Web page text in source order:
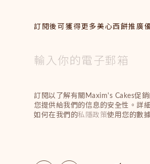
訂閱後可獲得更多美心西餅推廣
訂閱以了解有關Maxim's Cakes促
您提供給我們的信息的安全性。詳
如何在我們的私隱政策使用您的數據